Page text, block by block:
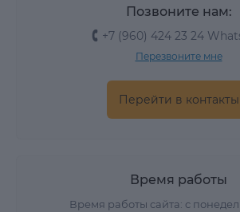
Позвоните нам:
+7 (960) 424 23 24
Перезвоните мне
Перейти в контакты
Время работы
Время работы сайта: с